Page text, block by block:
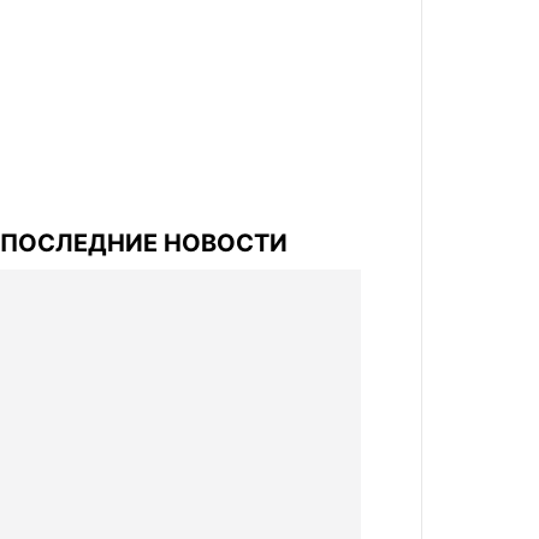
ПОСЛЕДНИЕ НОВОСТИ